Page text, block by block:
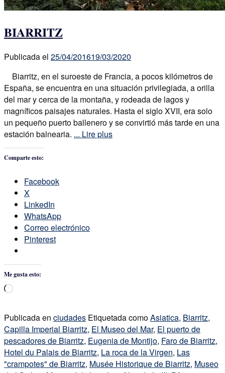
BIARRITZ
Publicada el 25/04/201619/03/2020
Biarritz, en el suroeste de Francia, a pocos kilómetros de
España, se encuentra en una situación privilegiada, a orilla
del mar y cerca de la montaña, y rodeada de lagos y
magníficos paisajes naturales. Hasta el siglo XVII, era solo
un pequeño puerto ballenero y se convirtió más tarde en una
estación balnearia. ... Lire plus
Comparte esto:
Facebook
X
LinkedIn
WhatsApp
Correo electrónico
Pinterest
Me gusta esto:
Cargando...
Publicada en ciudades Etiquetada comoAsiatica, Biarritz,
Capilla Imperial Biarritz, El Museo del Mar, El puerto de
pescadores de Biarritz, Eugenia de Montijo, Faro de Biarritz,
Hotel du Palais de Biarritz, La roca de la Virgen, Las
"crampotes" de Biarritz, Musée Historique de Biarritz, Museo